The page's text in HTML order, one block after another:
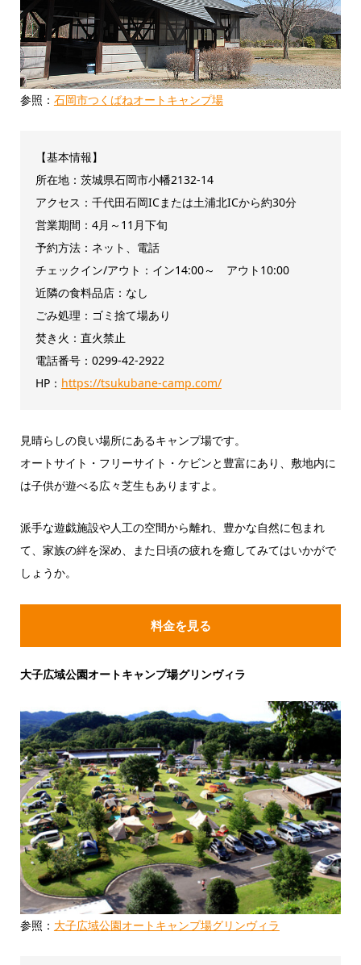
参照： 石岡市つくばねオートキャンプ場
【基本情報】
所在地：茨城県石岡市小幡2132-14
アクセス：千代田石岡ICまたは土浦北ICから約30分
営業期間：4月～11月下旬
予約方法：ネット、電話
チェックイン/アウト：イン14:00～ アウト10:00
近隣の食料品店：なし
ごみ処理：ゴミ捨て場あり
焚き火：直火禁止
電話番号：0299-42-2922
HP： https://tsukubane-camp.com/
見晴らしの良い場所にあるキャンプ場です。
オートサイト・フリーサイト・ケビンと豊富にあり、敷地内に
は子供が遊べる広々芝生もありますよ。
派手な遊戯施設や人工の空間から離れ、豊かな自然に包まれ
て、家族の絆を深め、また日頃の疲れを癒してみてはいかがで
しょうか。
料金を見る
大子広域公園オートキャンプ場グリンヴィラ
参照： 大子広域公園オートキャンプ場グリンヴィラ